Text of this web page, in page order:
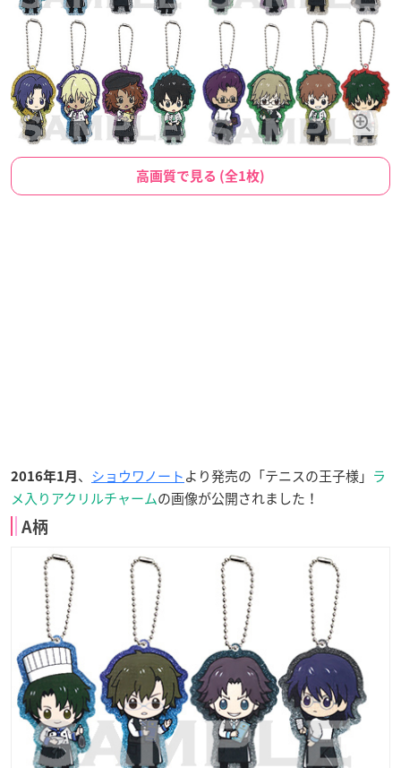
高画質で見る (全1枚)
2016年1月 、 ショウワノートより発売の「テニスの王子様」 ラ
メ入りアクリルチャームの画像が公開されました！
A柄